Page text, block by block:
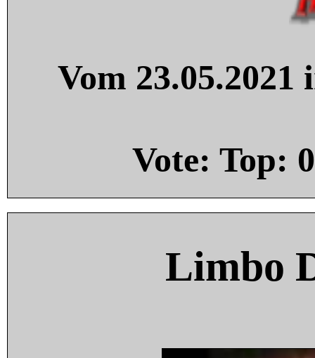
Vom
Vote: Top: 0
Limbo